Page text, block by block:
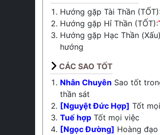
Hướng gặp Tài Thần
Hướng gặp Hỉ Thần (TỐT):
Hướng gặp Hạc Thần
hướng
CÁC SAO TỐT
Nhân Chuyên Sao tốt
thần sát
[Nguyệt Đức Hợp] Tốt
Tuế hợp Tốt mọi việc
[Ngọc Đường] Hoàng